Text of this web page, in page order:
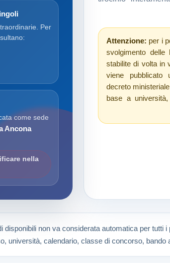
Per
come sede
Ancona
nella
Attenzione: per i
svolgimento
stabilite di volta in
viene pubblicato
decreto
base a
disponibili non va considerata automatica per tutti
università, calendario, classe di concorso, bando